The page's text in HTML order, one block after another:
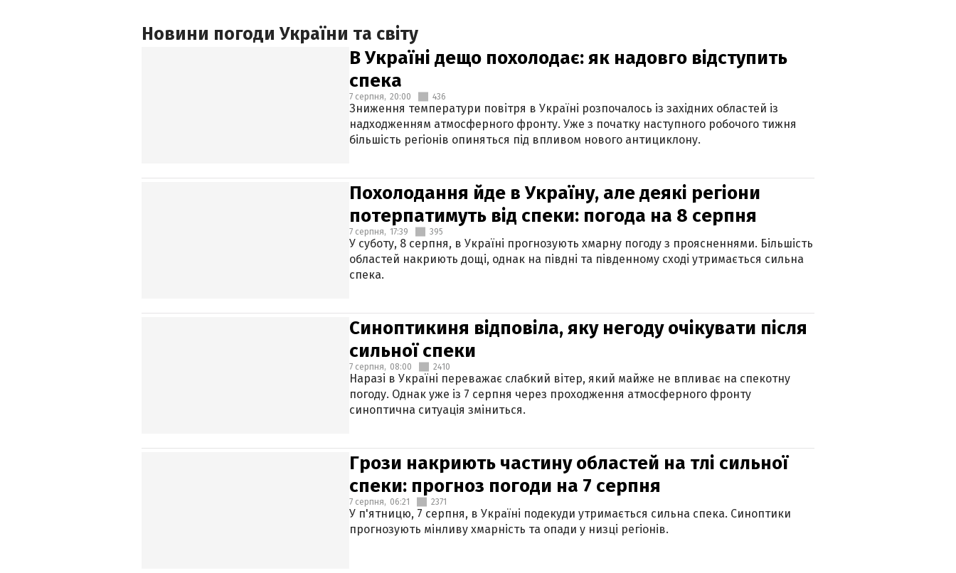
Новини погоди України та світу
В Україні дещо похолодає: як надовго відступить
спека
7 серпня, 20:00 436
Зниження температури повітря в Україні розпочалось із західних областей із
надходженням атмосферного фронту. Уже з початку наступного робочого тижня
більшість регіонів опиняться під впливом нового антициклону.
Похолодання йде в Україну, але деякі регіони
потерпатимуть від спеки: погода на 8 серпня
7 серпня, 17:39 395
У суботу, 8 серпня, в Україні прогнозують хмарну погоду з проясненнями. Більшість
областей накриють дощі, однак на півдні та південному сході утримається сильна
спека.
Синоптикиня відповіла, яку негоду очікувати після
сильної спеки
7 серпня, 08:00 2410
Наразі в Україні переважає слабкий вітер, який майже не впливає на спекотну
погоду. Однак уже із 7 серпня через проходження атмосферного фронту
синоптична ситуація зміниться.
Грози накриють частину областей на тлі сильної
спеки: прогноз погоди на 7 серпня
7 серпня, 06:21 2371
У п'ятницю, 7 серпня, в Україні подекуди утримається сильна спека. Синоптики
прогнозують мінливу хмарність та опади у низці регіонів.